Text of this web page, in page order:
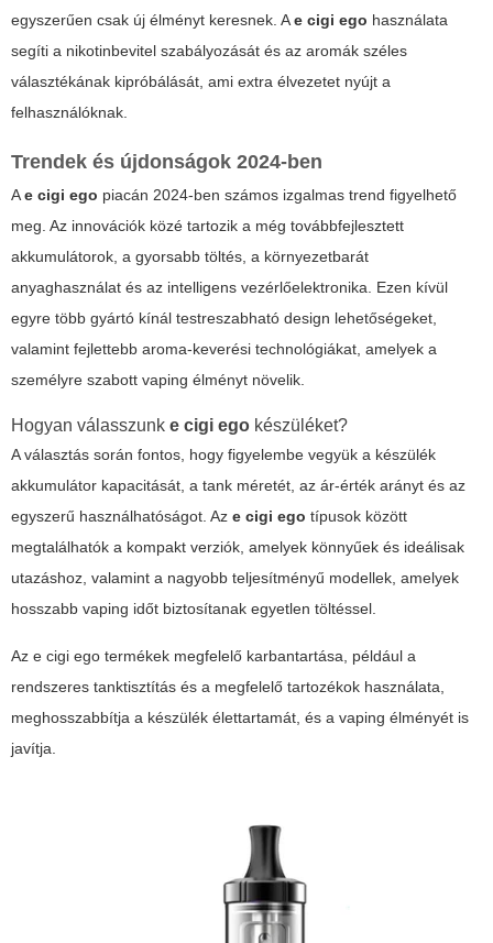
egyszerűen csak új élményt keresnek. Ae cigi ego használata
segíti a nikotinbevitel szabályozását és az aromák széles
választékának kipróbálását, ami extra élvezetet nyújt a
felhasználóknak.
Trendek és újdonságok 2024-ben
Ae cigi ego piacán 2024-ben számos izgalmas trend figyelhető
meg. Az innovációk közé tartozik a még továbbfejlesztett
akkumulátorok, a gyorsabb töltés, a környezetbarát
anyaghasználat és az intelligens vezérlőelektronika. Ezen kívül
egyre több gyártó kínál testreszabható design lehetőségeket,
valamint fejlettebb aroma-keverési technológiákat, amelyek a
személyre szabott vaping élményt növelik.
Hogyan válasszunk e cigi ego készüléket?
A választás során fontos, hogy figyelembe vegyük a készülék
akkumulátor kapacitását, a tank méretét, az ár-érték arányt és az
egyszerű használhatóságot. Az e cigi ego típusok között
megtalálhatók a kompakt verziók, amelyek könnyűek és ideálisak
utazáshoz, valamint a nagyobb teljesítményű modellek, amelyek
hosszabb vaping időt biztosítanak egyetlen töltéssel.
Az e cigi ego termékek megfelelő karbantartása, például a
rendszeres tanktisztítás és a megfelelő tartozékok használata,
meghosszabbítja a készülék élettartamát, és a vaping élményét is
javítja.